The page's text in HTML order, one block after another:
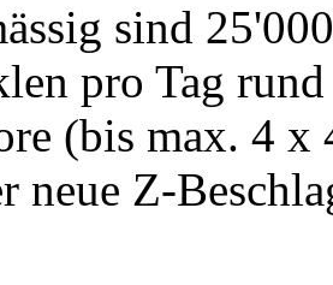
sind
pro Tag
(bis max. 4
neue Z-